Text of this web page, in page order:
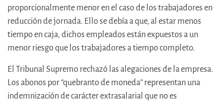
proporcionalmente menor en el caso de los trabajadores en
reducción de jornada. Ello se debía a que, al estar menos
tiempo en caja, dichos empleados están expuestos a un
menor riesgo que los trabajadores a tiempo completo.
El Tribunal Supremo rechazó las alegaciones de la empresa.
Los abonos por “quebranto de moneda” representan una
indemnización de carácter extrasalarial que no es